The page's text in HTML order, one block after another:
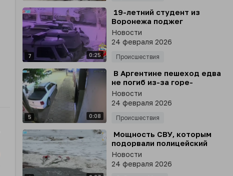
7 0:25
⁣ 19-летний студент из
Воронежа поджег
полицейский автомобиль в
Оренбурге
Новости
24 февраля 2026
Происшествия
5 0:08
⁣ В Аргентине пешеход едва
не погиб из-за горе-
водителя
Новости
24 февраля 2026
Происшествия
⁣ Мощность СВУ, которым
подорвали полицейский
автомобиль в Москве, была
около 300 граммов в
тротиловом эквиваленте
Новости
24 февраля 2026